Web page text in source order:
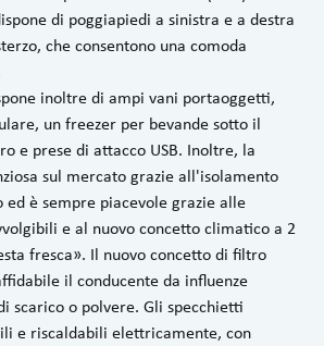
di poggiapiedi a sinistra e a destra
che consentono una comoda
inoltre di ampi vani portaoggetti,
un freezer per bevande sotto il
e prese di attacco USB. Inoltre, la
sul mercato grazie all'isolamento
ed è sempre piacevole grazie alle
e al nuovo concetto climatico a 2
fresca». Il nuovo concetto di filtro
il conducente da influenze
scarico o polvere. Gli specchietti
e riscaldabili elettricamente, con